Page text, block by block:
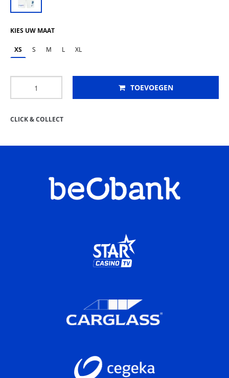
KIES UW MAAT
XS S M L XL
TOEVOEGEN
CLICK & COLLECT